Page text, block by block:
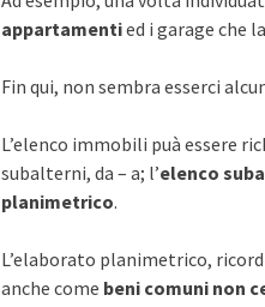
appartamentied i garage che
Fin qui, non sembra esserci
L’elenco immobili puà essere
subalterni, da – a; l’elenco
planimetrico.
L’elaborato planimetrico,
anche come beni comuni non